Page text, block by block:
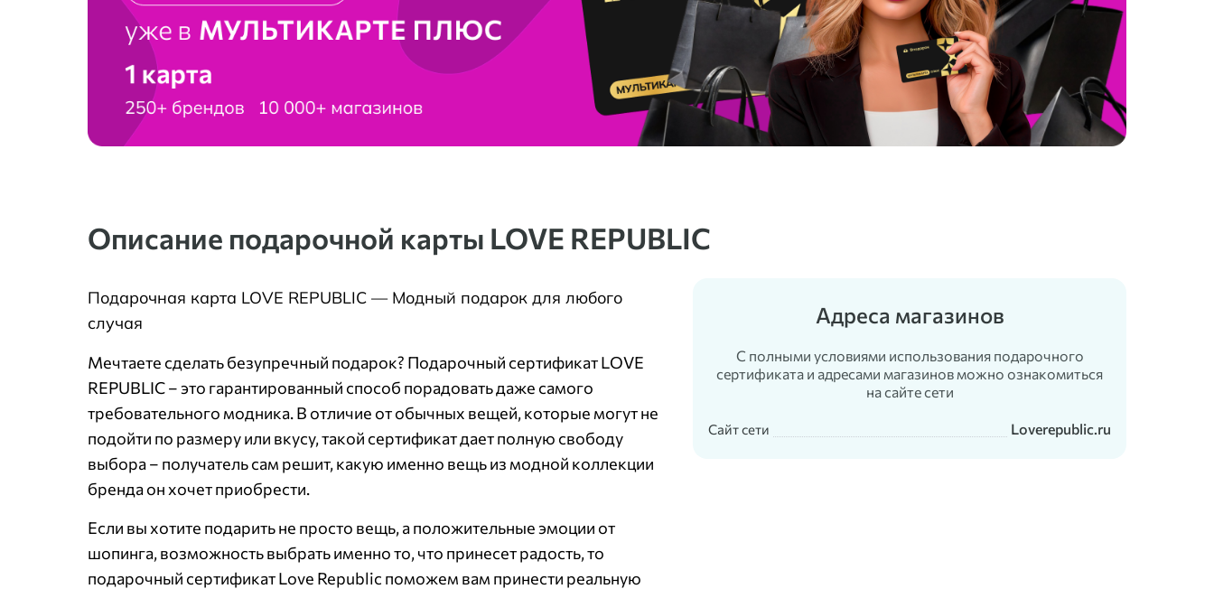
Описание подарочной карты LOVE REPUBLIC
Подарочная карта LOVE REPUBLIC — Модный подарок для любого
случая
Мечтаете сделать безупречный подарок? Подарочный сертификат LOVE
REPUBLIC – это гарантированный способ порадовать даже самого
требовательного модника. В отличие от обычных вещей, которые могут не
подойти по размеру или вкусу, такой сертификат дает полную свободу
выбора – получатель сам решит, какую именно вещь из модной коллекции
бренда он хочет приобрести.
Если вы хотите подарить не просто вещь, а положительные эмоции от
шопинга, возможность выбрать именно то, что принесет радость, то
подарочный сертификат Love Republic поможем вам принести реальную
Адреса магазинов
С полными условиями использования подарочного
сертификата и адресами магазинов можно ознакомиться
на сайте сети
Сайт сети Loverepublic.ru